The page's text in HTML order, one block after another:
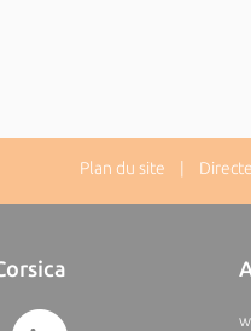
Plan du site |